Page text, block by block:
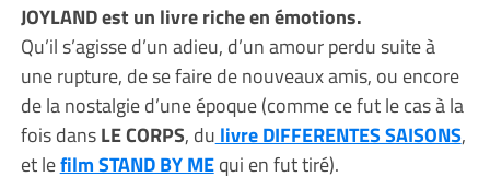
JOYLAND est un livre riche en émotions.
Qu’il s’agisse d’un adieu, d’un amour perdu suite à
une rupture, de se faire de nouveaux amis, ou encore
de la nostalgie d’une époque (comme ce fut le cas à la
fois dansLE CORPS, du livre DIFFERENTES SAISONS,
et lefilm STAND BY MEqui en fut tiré).